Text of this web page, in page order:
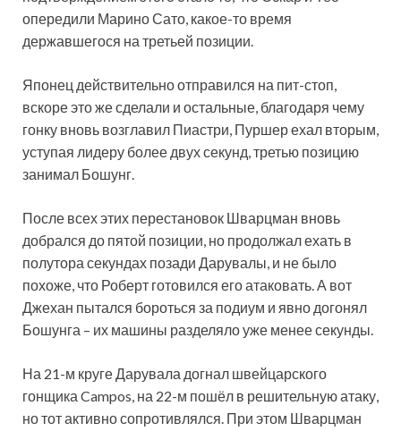
опередили Марино Сато, какое-то время
державшегося на третьей позиции.
Японец действительно отправился на пит-стоп,
вскоре это же сделали и остальные, благодаря чему
гонку вновь возглавил Пиастри, Пуршер ехал вторым,
уступая лидеру более двух секунд, третью позицию
занимал Бошунг.
После всех этих перестановок Шварцман вновь
добрался до пятой позиции, но продолжал ехать в
полутора секундах позади Дарувалы, и не было
похоже, что Роберт готовился его атаковать. А вот
Джехан пытался бороться за подиум и явно догонял
Бошунга – их машины разделяло уже менее секунды.
На 21-м круге Дарувала догнал швейцарского
гонщика Campos, на 22-м пошёл в решительную атаку,
но тот активно сопротивлялся. При этом Шварцман